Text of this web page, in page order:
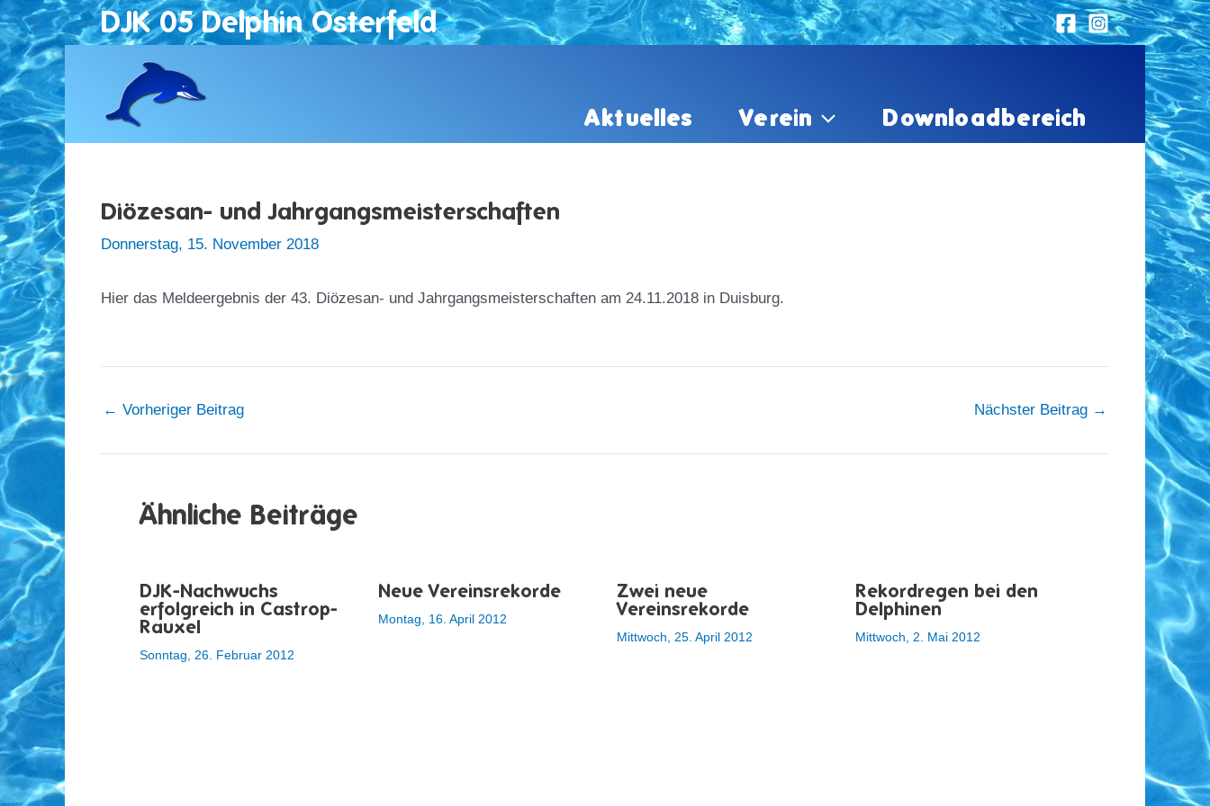
Zum
Inhalt
springen
DJK 05 Delphin Osterfeld
Aktuelles Verein Downloadbereich
Diözesan- und Jahrgangsmeisterschaften
Donnerstag, 15. November 2018
Hier das Meldeergebnis der 43. Diözesan- und Jahrgangsmeisterschaften am 24.11.2018 in Duisburg.
← Vorheriger Beitrag Nächster Beitrag →
Ähnliche Beiträge
DJK-Nachwuchs
erfolgreich in Castrop-
Rauxel
Sonntag, 26. Februar 2012
Neue Vereinsrekorde
Montag, 16. April 2012
Zwei neue
Vereinsrekorde
Mittwoch, 25. April 2012
Rekordregen bei den
Delphinen
Mittwoch, 2. Mai 2012